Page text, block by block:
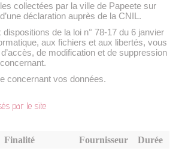
collectées par la ville de Papeete sur
déclaration auprès de la CNIL.
de la loi n° 78-17 du 6 janvier
aux fichiers et aux libertés, vous
de modification et de suppression
concernant vos données.
par le site
Finalité Fournisseur Durée